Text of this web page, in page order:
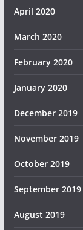
April 2020
March 2020
February 2020
January 2020
December 2019
November 2019
October 2019
September 2019
August 2019